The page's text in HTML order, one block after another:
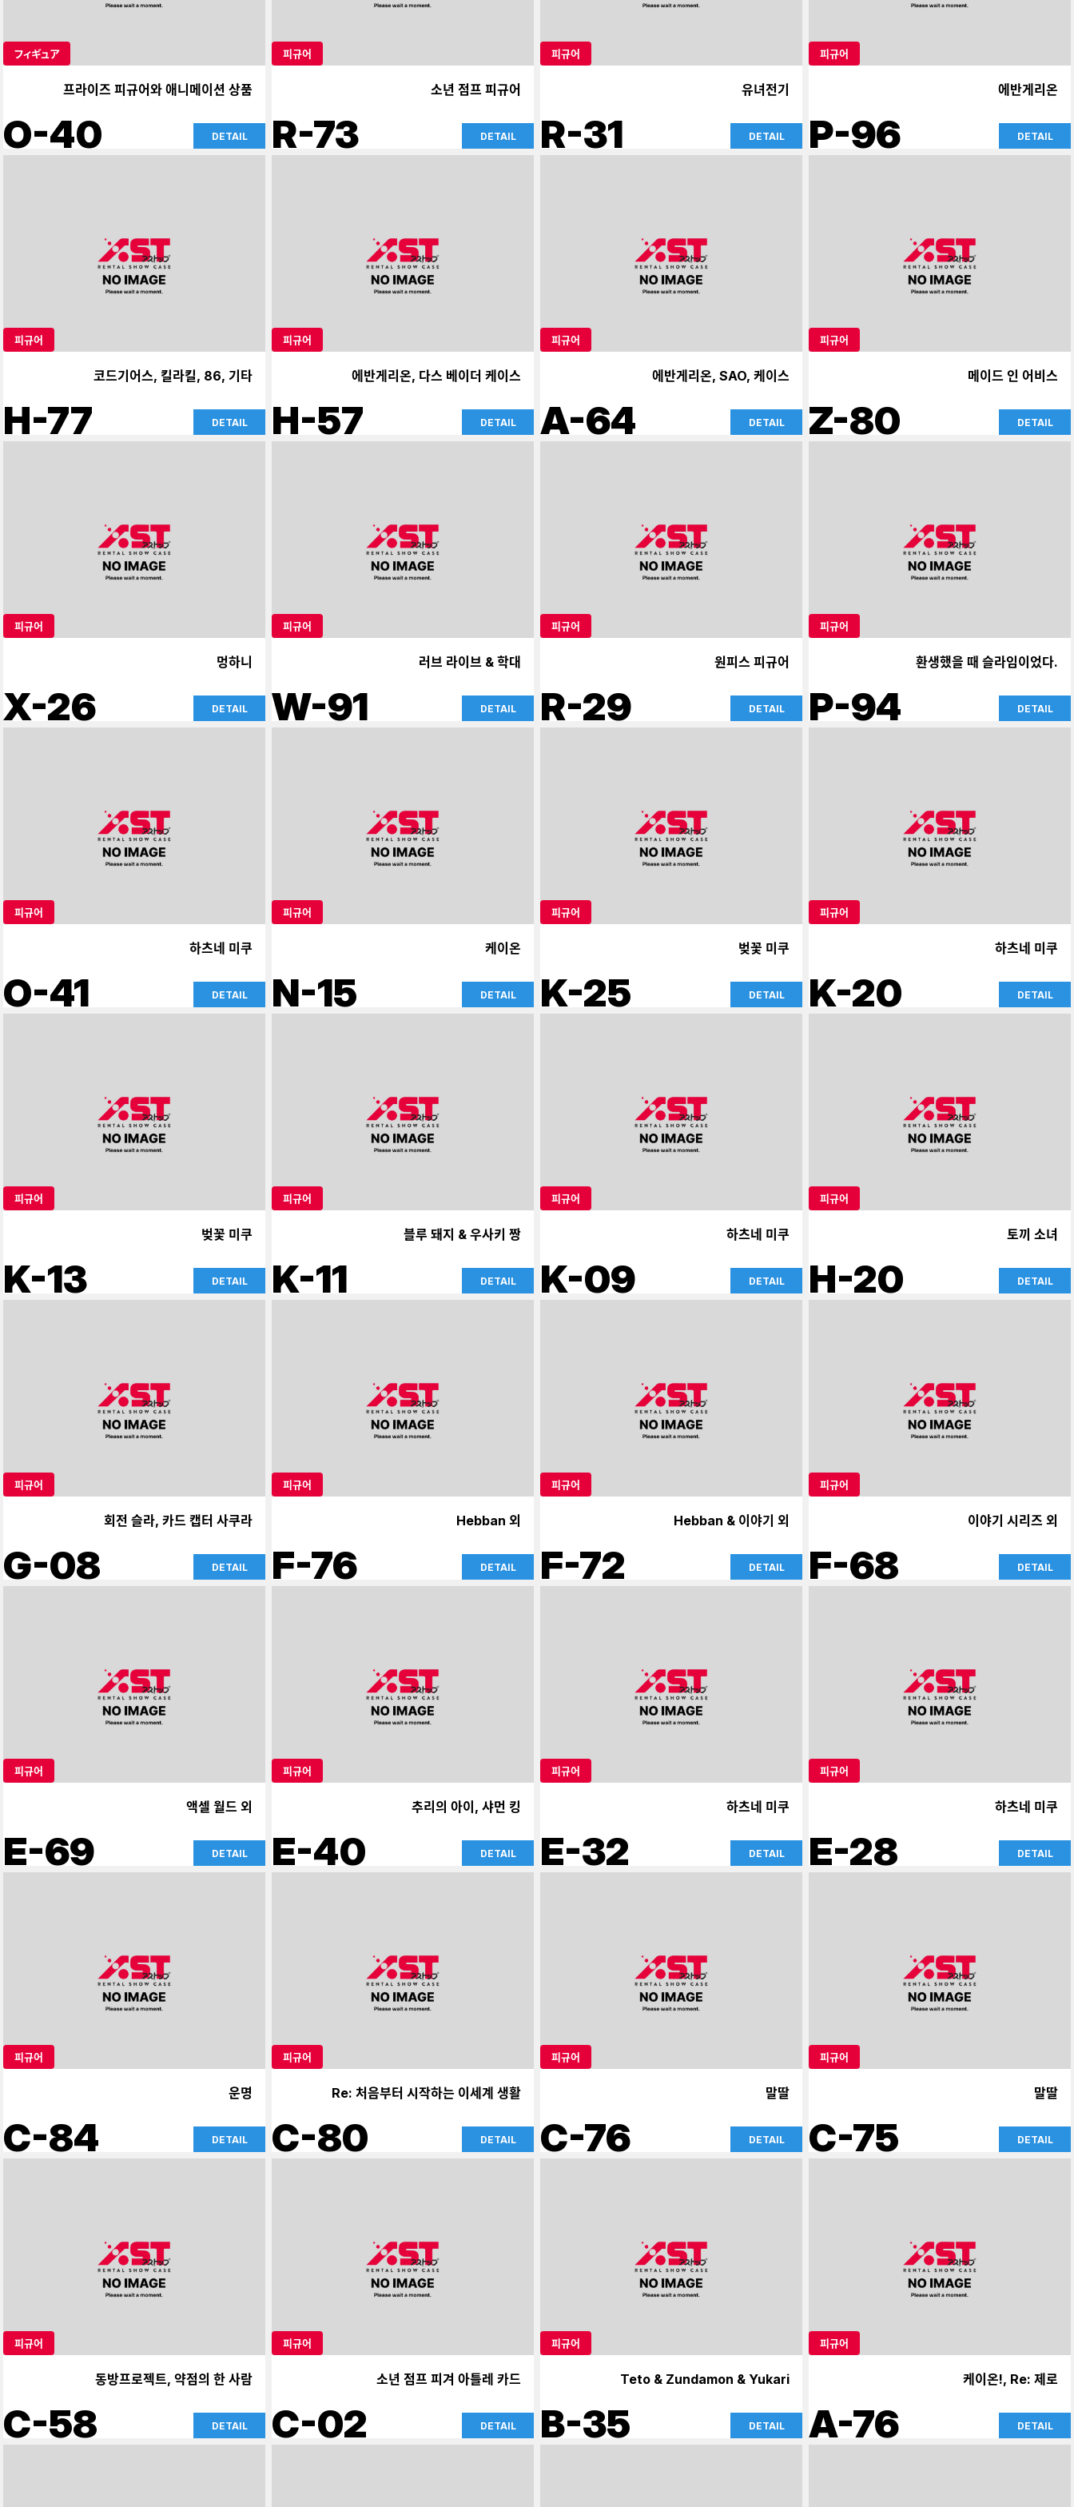
フィギュア
프라이즈 피규어와 애니메이션 상품
O-40 DETAIL
피규어
소년 점프 피규어
R-73 DETAIL
피규어
유녀전기
R-31 DETAIL
피규어
에반게리온
P-96 DETAIL
피규어
코드기어스, 킬라킬, 86, 기타
H-77 DETAIL
피규어
에반게리온, 다스 베이더 케이스
H-57 DETAIL
피규어
에반게리온, SAO, 케이스
A-64 DETAIL
피규어
메이드 인 어비스
Z-80 DETAIL
피규어
멍하니
X-26 DETAIL
피규어
러브 라이브 & 학대
W-91 DETAIL
피규어
원피스 피규어
R-29 DETAIL
피규어
환생했을 때 슬라임이었다.
P-94 DETAIL
피규어
하츠네 미쿠
O-41 DETAIL
피규어
케이온
N-15 DETAIL
피규어
벚꽃 미쿠
K-25 DETAIL
피규어
하츠네 미쿠
K-20 DETAIL
피규어
벚꽃 미쿠
K-13 DETAIL
피규어
블루 돼지 & 우사키 짱
K-11 DETAIL
피규어
하츠네 미쿠
K-09 DETAIL
피규어
토끼 소녀
H-20 DETAIL
피규어
회전 슬라, 카드 캡터 사쿠라
G-08 DETAIL
피규어
Hebban 외
F-76 DETAIL
피규어
Hebban & 이야기 외
F-72 DETAIL
피규어
이야기 시리즈 외
F-68 DETAIL
피규어
액셀 월드 외
E-69 DETAIL
피규어
추리의 아이, 샤먼 킹
E-40 DETAIL
피규어
하츠네 미쿠
E-32 DETAIL
피규어
하츠네 미쿠
E-28 DETAIL
피규어
운명
C-84 DETAIL
피규어
Re: 처음부터 시작하는 이세계 생활
C-80 DETAIL
피규어
말딸
C-76 DETAIL
피규어
말딸
C-75 DETAIL
피규어
동방프로젝트, 약점의 한 사람
C-58 DETAIL
피규어
소년 점프 피겨 아틀레 카드
C-02 DETAIL
피규어
Teto & Zundamon & Yukari
B-35 DETAIL
피규어
케이온!, Re: 제로
A-76 DETAIL